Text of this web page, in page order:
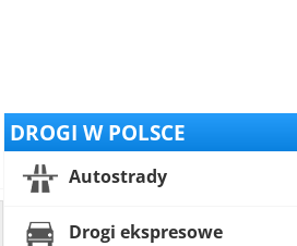
DROGI W POLSCE
Autostrady
Drogi ekspresowe